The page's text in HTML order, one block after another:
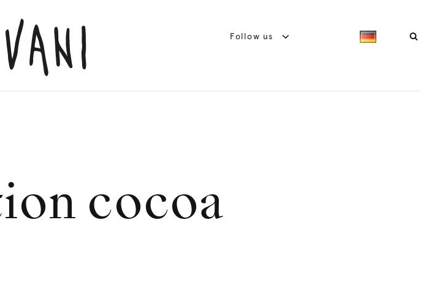
Follow us
cocoa